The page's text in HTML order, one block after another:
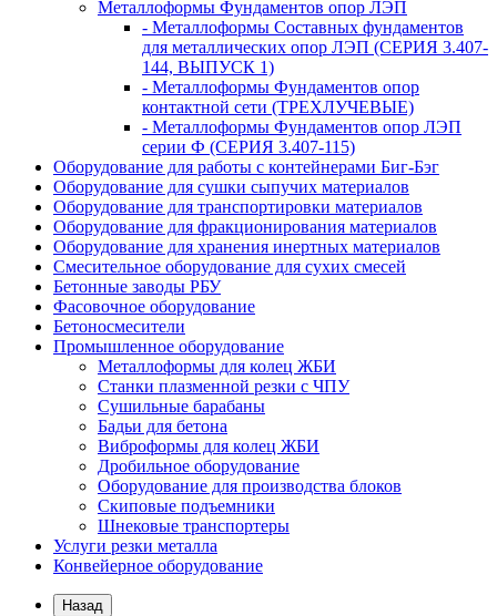
Металлоформы Фундаментов опор ЛЭП
- Металлоформы Составных фундаментов
для металлических опор ЛЭП (СЕРИЯ 3.407-
144, ВЫПУСК 1)
- Металлоформы Фундаментов опор
контактной сети (ТРЕХЛУЧЕВЫЕ)
- Металлоформы Фундаментов опор ЛЭП
серии Ф (СЕРИЯ 3.407-115)
Оборудование для работы с контейнерами Биг-Бэг
Оборудование для сушки сыпучих материалов
Оборудование для транспортировки материалов
Оборудование для фракционирования материалов
Оборудование для хранения инертных материалов
Смесительное оборудование для сухих смесей
Бетонные заводы РБУ
Фасовочное оборудование
Бетоносмесители
Промышленное оборудование
Металлоформы для колец ЖБИ
Станки плазменной резки с ЧПУ
Сушильные барабаны
Бадьи для бетона
Виброформы для колец ЖБИ
Дробильное оборудование
Оборудование для производства блоков
Скиповые подъемники
Шнековые транспортеры
Услуги резки металла
Конвейерное оборудование
Назад